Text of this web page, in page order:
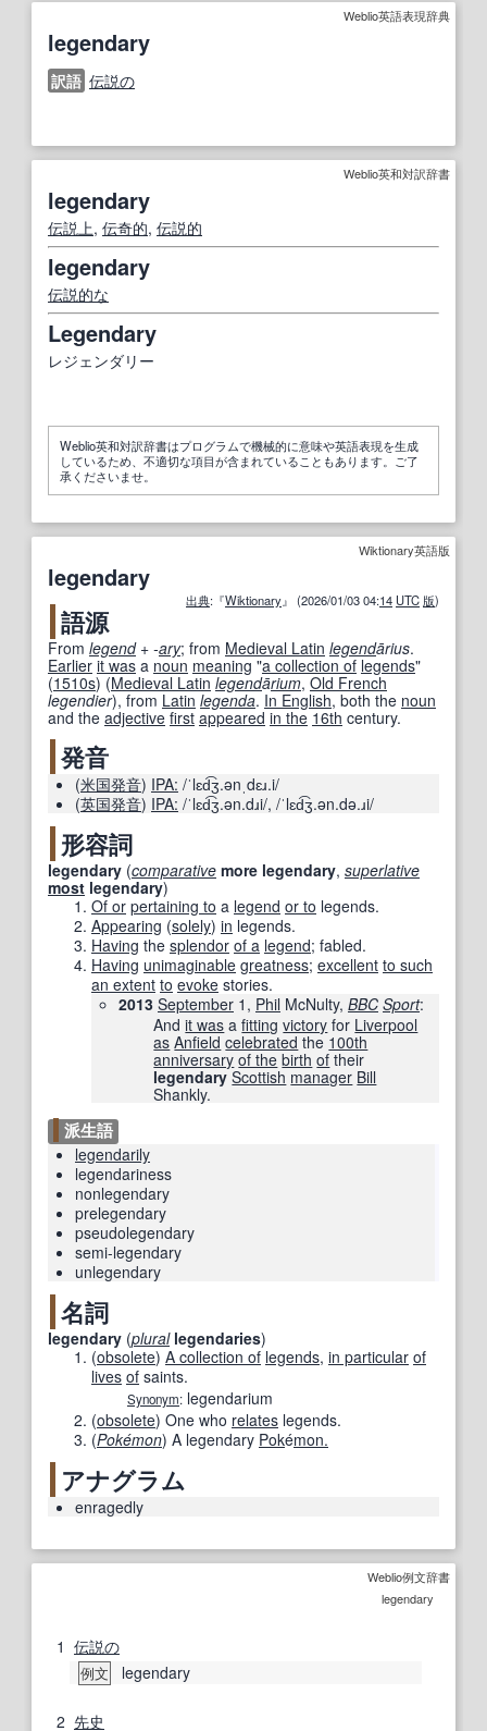
Weblio英語表現辞典
legendary
訳語 伝説の
Weblio英和対訳辞書
legendary
伝説上, 伝奇的, 伝説的
legendary
伝説的な
Legendary
レジェンダリー
Weblio英和対訳辞書はプログラムで機械的に意味や英語表現を生成
しているため、不適切な項目が含まれていることもあります。ご了
承くださいませ。
Wiktionary英語版
legendary
出典:『Wiktionary』 (2026/01/03 04:14 UTC 版)
語源
From legend+‎ -ary; from Medieval Latin legendārius.
Earlier it was a noun meaning "a collection of legends"
(1510s) (Medieval Latin legendārium, Old French
legendier), from Latin legenda. In English, both the noun
and the adjective first appeared in the 16th century.
発音
(米国発音) IPA: /ˈlɛd͡ʒ.ənˌdɛɹ.i/
(英国発音) IPA: /ˈlɛd͡ʒ.ən.dɹi/, /ˈlɛd͡ʒ.ən.də.ɹi/
形容詞
legendary (comparative more legendary, superlative
most legendary)
Of or pertaining to a legend or to legends.
Appearing (solely) in legends.
Having the splendor of a legend; fabled.
Having unimaginable greatness; excellent to such
an extent to evoke stories.
2013 September 1, Phil McNulty, BBC Sport‎:
Andit was afitting victory for Liverpool
as Anfield celebrated the 100th
anniversary of the birth of their
legendary Scottish manager Bill
Shankly.
派生語
legendarily
legendariness
nonlegendary
prelegendary
pseudolegendary
semi-legendary
unlegendary
名詞
legendary (plural legendaries)
(obsolete) A collection of legends, in particular of
lives of saints.
Synonym: legendarium
(obsolete) One who relates legends.
(Pokémon) A legendary Pokémon.
アナグラム
enragedly
Weblio例文辞書
legendary
1 伝説の
例文 legendary
2 先史